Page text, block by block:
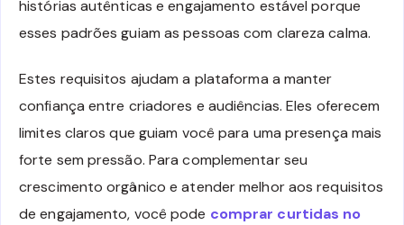
histórias autênticas e engajamento estável porque
esses padrões guiam as pessoas com clareza calma.
Estes requisitos ajudam a plataforma a manter
confiança entre criadores e audiências. Eles oferecem
limites claros que guiam você para uma presença mais
forte sem pressão. Para complementar seu
crescimento orgânico e atender melhor aos requisitos
de engajamento, você pode comprar curtidas no